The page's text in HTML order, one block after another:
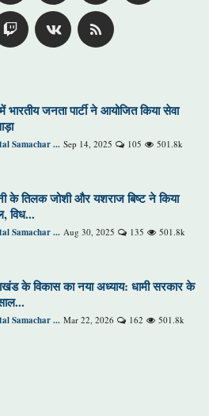
भारतीय जनता पार्टी ने आयोजित किया सेवा
Samachar ... Sep 14, 2025 105 501.8k
के तिलक जोशी और यशराज बिष्ट ने किया
विध...
Samachar ... Aug 30, 2025 135 501.8k
के विकास का नया अध्याय: धामी सरकार के
Samachar ... Mar 22, 2026 162 501.8k